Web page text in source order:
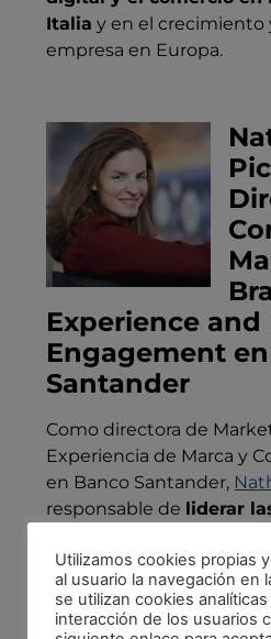
Italia y en el crecimiento
empresa en Europa.
Experience
Engagement
Santander
Como directora de
Experiencia de Marca y
en Banco Santander,
responsable de liderar
la entidad financiera,
de la marca y la
como lapromoción de
Utilizamos cookies propias
al usuario la navegación en
se utilizan cookies
interacción de los usuarios